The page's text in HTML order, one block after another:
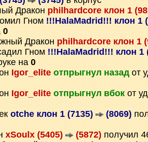
Дракон philhardcore клон 1
Гном !!!HalaMadrid!!! клон 1
0
Дракон philhardcore клон 1
Гном !!!HalaMadrid!!! клон 1
на 0
Igor_elite отпрыгнул назадот
Igor_elite отпрыгнул вбок от
otche клон 1 (7135) (8069)
xSoulx (5405) (5872) получил